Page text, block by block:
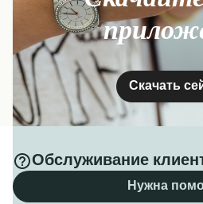
Скачать
Обслуживание
Нужна